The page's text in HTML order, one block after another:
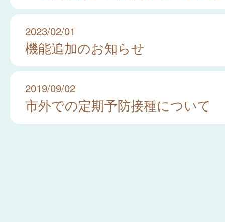
2023/02/01
機能追加のお知らせ
2019/09/02
市外での定期予防接種について